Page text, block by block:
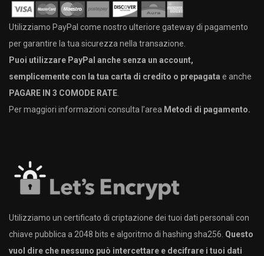
Utilizziamo PayPal come nostro ulteriore gateway di pagamento
per garantire la tua sicurezza nella transazione.
Puoi utilizzare PayPal anche senza un account,
semplicemente con la tua carta di credito o prepagata e anche
PAGARE IN 3 COMODE RATE
Per maggiori informazioni consulta l’area Metodi di pagamento.
Utilizziamo un certificato di criptazione dei tuoi dati personali con
chiave pubblica a 2048 bits e algoritmo di hashing sha256. Questo
vuol dire che nessuno può intercettare e decifrare i tuoi dati